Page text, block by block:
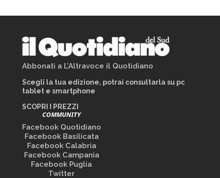
Abbonati a L’Altravoce il Quotidiano
Scegli la tua edizione, potrai consultarla su pc
tablet e smartphone
SCOPRI I PREZZI
COMMUNITY
Facebook Quotidiano
Facebook Basilicata
Facebook Calabria
Facebook Campania
Facebook Puglia
Twitter